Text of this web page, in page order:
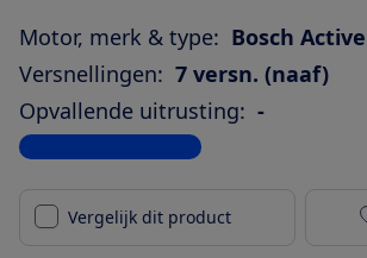
Motor, merk & type: Bosch
Versnellingen: 7 versn. (naaf)
Opvallende uitrusting: -
Bekijk alle specificaties
Vergelijk dit product